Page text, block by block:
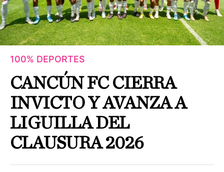
100% DEPORTES
CANCÚN FC CIERRA
INVICTO Y AVANZA A
LIGUILLA DEL
CLAUSURA 2026